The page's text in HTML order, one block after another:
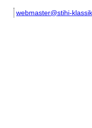
webmaster@stihi-